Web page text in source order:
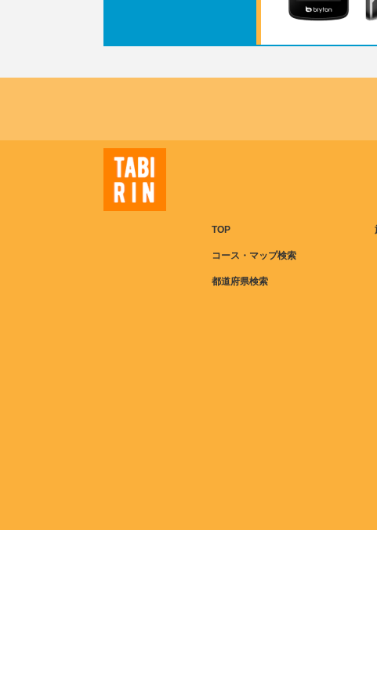
TOP
コース・マップ検索
都道府県検索